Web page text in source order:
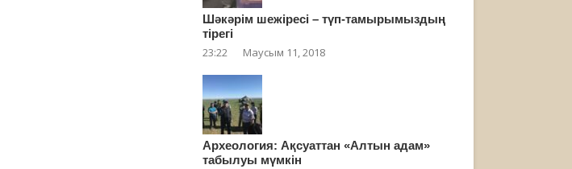
Шәкәрім шежіресі – түп-тамырымыздың
тірегі
23:22 Маусым 11, 2018
Археология: Ақсуаттан «Алтын адам»
табылуы мүмкін